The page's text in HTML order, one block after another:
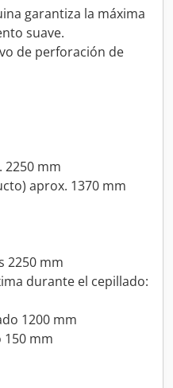
garantiza la máxima
suave.
de perforación de
mm
aprox. 1370 mm
2250 mm
durante el cepillado:
1200 mm
mm